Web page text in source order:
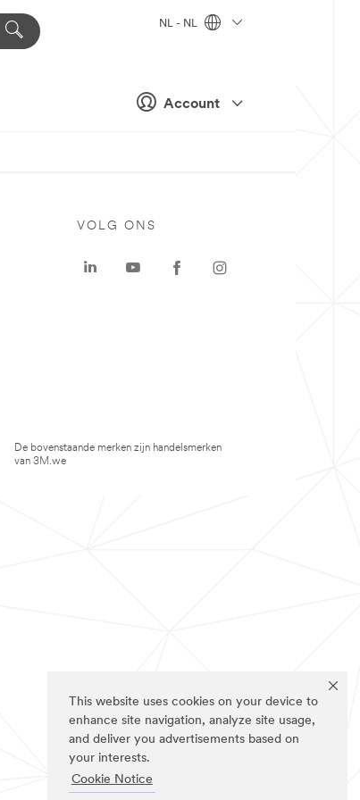
This website uses cookies on your device to
enhance site navigation, analyze site usage,
and deliver you advertisements based on
your interests.
Cookie Notice
Account
NL - NL
VOLG ONS
De bovenstaande merken zijn handelsmerken
van 3M.we